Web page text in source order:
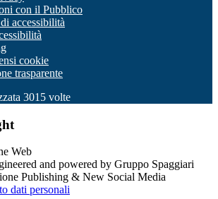
con il Pubblico
accessibilità
cookie
trasparente
3015 volte
and powered by Gruppo Spaggiari
Publishing & New Social Media
dati personali